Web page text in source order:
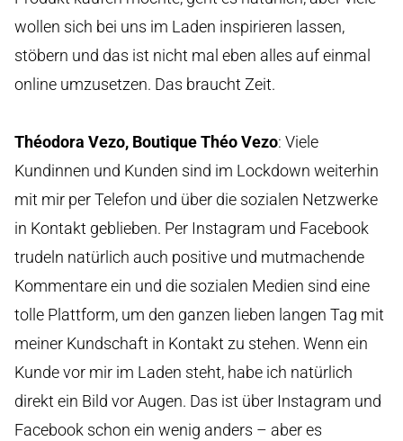
wollen sich bei uns im Laden inspirieren lassen,
stöbern und das ist nicht mal eben alles auf einmal
online umzusetzen. Das braucht Zeit.
Théodora Vezo, Boutique Théo Vezo: Viele
Kundinnen und Kunden sind im Lockdown weiterhin
mit mir per Telefon und über die sozialen Netzwerke
in Kontakt geblieben. Per Instagram und Facebook
trudeln natürlich auch positive und mutmachende
Kommentare ein und die sozialen Medien sind eine
tolle Plattform, um den ganzen lieben langen Tag mit
meiner Kundschaft in Kontakt zu stehen. Wenn ein
Kunde vor mir im Laden steht, habe ich natürlich
direkt ein Bild vor Augen. Das ist über Instagram und
Facebook schon ein wenig anders – aber es